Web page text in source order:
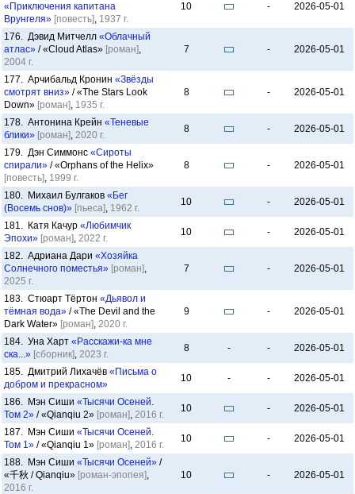
«Приключения капитана
Врунгеля» [повесть], 1937 г.
10 - 2026-05-01
176. Дэвид Митчелл «Облачный
атлас» / «Cloud Atlas» [роман],
2004 г.
7 - 2026-05-01
177. Арчибальд Кронин «Звёзды
смотрят вниз» / «The Stars Look
Down» [роман], 1935 г.
8 - 2026-05-01
178. Антонина Крейн «Теневые
блики» [роман], 2020 г.
8 - 2026-05-01
179. Дэн Симмонс «Сироты
спирали» / «Orphans of the Helix»
[повесть], 1999 г.
8 - 2026-05-01
180. Михаил Булгаков «Бег
(Восемь снов)» [пьеса], 1962 г.
10 - 2026-05-01
181. Катя Качур «Любимчик
Эпохи» [роман], 2022 г.
10 - 2026-05-01
182. Адриана Дари «Хозяйка
Солнечного поместья» [роман],
2025 г.
7 - 2026-05-01
183. Стюарт Тёртон «Дьявол и
тёмная вода» / «The Devil and the
Dark Water» [роман], 2020 г.
9 - 2026-05-01
184. Уна Харт «Расскажи-ка мне
ска...» [сборник], 2023 г.
8 - - 2026-05-01
185. Дмитрий Лихачёв «Письма о
добром и прекрасном»
10 - - 2026-05-01
186. Мэн Сиши «Тысячи Осеней.
Том 2» / «Qianqiu 2» [роман], 2016 г.
10 - 2026-05-01
187. Мэн Сиши «Тысячи Осеней.
Том 1» / «Qianqiu 1» [роман], 2016 г.
10 - 2026-05-01
188. Мэн Сиши «Тысячи Осеней» /
«千秋 / Qianqiu» [роман-эпопея],
2016 г.
10 - 2026-05-01